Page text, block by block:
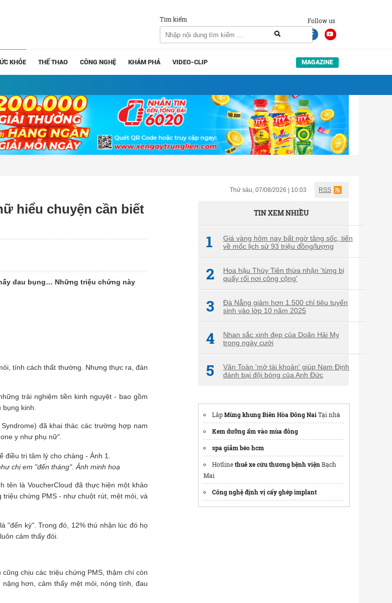
Follow us
Tìm kiếm
KHỎE THỂ THAO CÔNG NGHỆ KHÁM PHÁ VIDEO-CLIP MAGAZINE
Thứ sáu, 07/08/2026 | 10:03 RSS
hiểu chuyện cần biết
đau bụng… Những triệu chứng này
tính cách thất thường. Nhưng thực ra, đàn
trải nghiệm tiền kinh nguyệt - bao gồm
bụng kinh.
đã khai thác các trường hợp nam
y như phụ nữ".
chị em "đến tháng". Ảnh minh hoạ
tên là VoucherCloud đã thực hiện một khảo
chứng PMS - như chuột rút, mệt mỏi, và
"đến kỳ". Trong đó, 12% thú nhận lúc đó họ
cảm thấy đói.
chịu các triệu chứng PMS, thậm chí còn
hơn, cảm thấy mệt mỏi, nóng tính, đau
TIN XEM NHIỀU
1
Giá vàng hôm nay bất ngờ tăng sốc, tiến
về mốc lịch sử 93 triệu đồng/lượng
2
Hoa hậu Thùy Tiên thừa nhận 'từng bị
quấy rối nơi công cộng'
3
Đà Nẵng giảm hơn 1.500 chỉ tiêu tuyển
sinh vào lớp 10 năm 2025
4
Nhan sắc xinh đẹp của Doãn Hải My
trong ngày cưới
5
Văn Toàn 'mở tài khoản' giúp Nam Định
đánh bại đội bóng của Anh Đức
LắpMùng khung Biên Hòa Đông NaiTại nhà
Kem dưỡng ẩm vào mùa đông
spa giảm béo hcm
Hotlinethuê xe cứu thương bệnh việnBạch
Mai
Công nghệ định vị cấy ghép implant